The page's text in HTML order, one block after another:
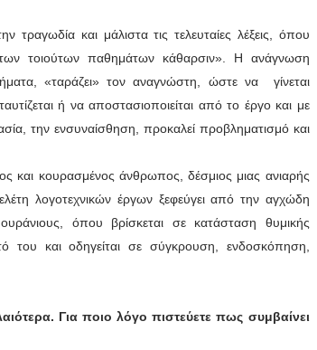
και μάλιστα τις τελευταίες λέξεις, όπου
τοιούτων παθημάτων κάθαρσιν». Η ανάγνωση
«ταράζει» τον αναγνώστη, ώστε να γίνεται
ή να αποστασιοποιείται από το έργο και με
την ενσυναίσθηση, προκαλεί προβληματισμό και
κουρασμένος άνθρωπος, δέσμιος μιας ανιαρής
λογοτεχνικών έργων ξεφεύγει από την αγχώδη
όπου βρίσκεται σε κατάσταση θυμικής
του και οδηγείται σε σύγκρουση, ενδοσκόπηση,
Για ποιο λόγο πιστεύετε πως συμβαίνει